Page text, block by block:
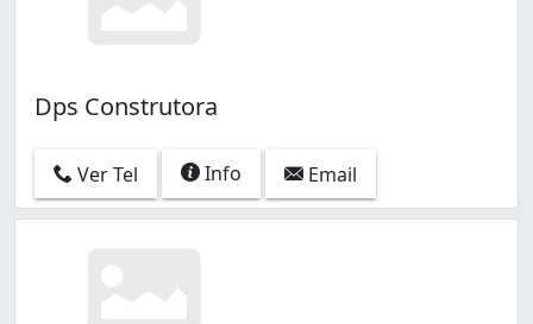
Dps Construtora
Ver Tel Info Email